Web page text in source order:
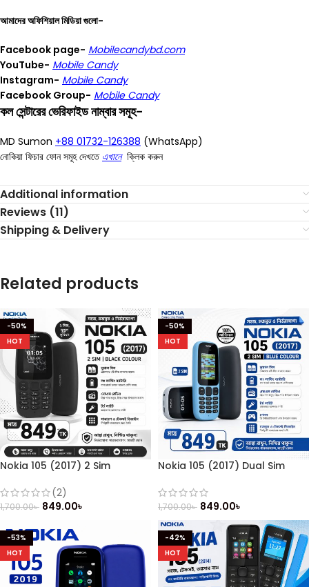
আমাদের অফিশিয়াল মিডিয়া গুলো-
Facebook page- Mobilecandybd.com
YouTube- Mobile Candy
Instagram- Mobile Candy
Facebook Group- Mobile Candy
কল সেন্টারের ভেরিফাইড নাম্বার সমূহ-
MD Sumon +88 01732-126388 (WhatsApp)
নোকিয়া ফিচার ফোন সমূহ দেখতে এখানে ক্লিক করুন
Additional information
Reviews (11)
Shipping & Delivery
Related products
-50%
HOT
Nokia 105 (2017) 2 Sim
(2)
1,700.00৳ 849.00৳
-50%
HOT
Nokia 105 (2017) Dual Sim
1,700.00৳ 849.00৳
-53%
HOT
-42%
HOT